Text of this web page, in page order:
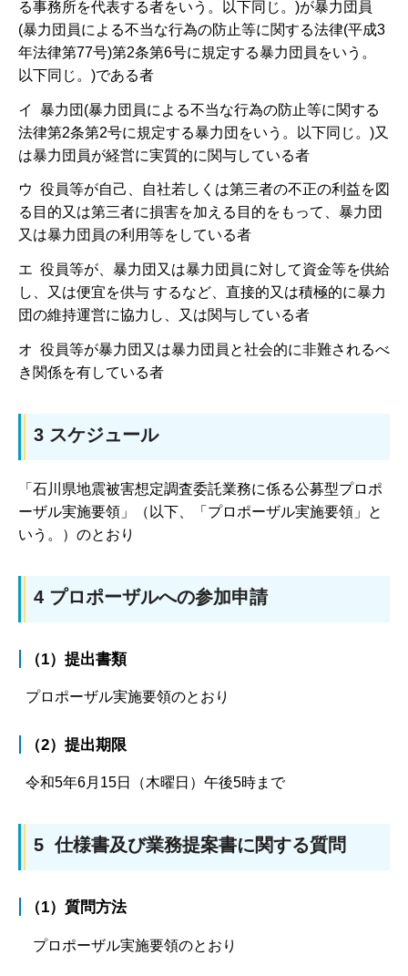
る事務所を代表する者をいう。以下同じ。)が暴力団員
(暴力団員による不当な行為の防止等に関する法律(平成3
年法律第77号)第2条第6号に規定する暴力団員をいう。
以下同じ。)である者
イ 暴力団(暴力団員による不当な行為の防止等に関する
法律第2条第2号に規定する暴力団をいう。以下同じ。)又
は暴力団員が経営に実質的に関与している者
ウ 役員等が自己、自社若しくは第三者の不正の利益を図
る目的又は第三者に損害を加える目的をもって、暴力団
又は暴力団員の利用等をしている者
エ 役員等が、暴力団又は暴力団員に対して資金等を供給
し、又は便宜を供与 するなど、直接的又は積極的に暴力
団の維持運営に協力し、又は関与している者
オ 役員等が暴力団又は暴力団員と社会的に非難されるべ
き関係を有している者
3 スケジュール
「石川県地震被害想定調査委託業務に係る公募型プロポ
ーザル実施要領」（以下、「プロポーザル実施要領」と
いう。）のとおり
4 プロポーザルへの参加申請
（1）提出書類
プロポーザル実施要領のとおり
（2）提出期限
令和5年6月15日（木曜日）午後5時まで
5 仕様書及び業務提案書に関する質問
（1）質問方法
プロポーザル実施要領のとおり